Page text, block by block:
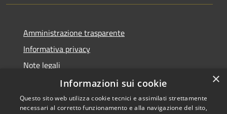
Amministrazione trasparente
Informativa privacy
Note legali
Dichiarazione di accessibilità
×
Informazioni sui cookie
Questo sito web utilizza cookie tecnici e assimilati strettamente
necessari al corretto funzionamento e alla navigazione del sito,